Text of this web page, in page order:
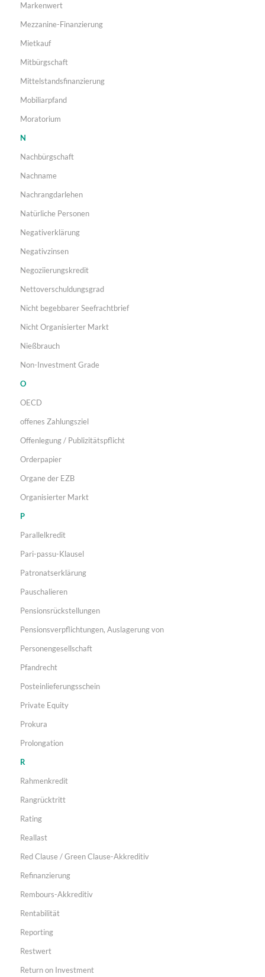
Markenwert
Mezzanine-Finanzierung
Mietkauf
Mitbürgschaft
Mittelstandsfinanzierung
Mobiliarpfand
Moratorium
N
Nachbürgschaft
Nachname
Nachrangdarlehen
Natürliche Personen
Negativerklärung
Negativzinsen
Negoziierungskredit
Nettoverschuldungsgrad
Nicht begebbarer Seefrachtbrief
Nicht Organisierter Markt
Nießbrauch
Non-Investment Grade
O
OECD
offenes Zahlungsziel
Offenlegung / Publizitätspflicht
Orderpapier
Organe der EZB
Organisierter Markt
P
Parallelkredit
Pari-passu-Klausel
Patronatserklärung
Pauschalieren
Pensionsrückstellungen
Pensionsverpflichtungen, Auslagerung von
Personengesellschaft
Pfandrecht
Posteinlieferungsschein
Private Equity
Prokura
Prolongation
R
Rahmenkredit
Rangrücktritt
Rating
Reallast
Red Clause / Green Clause-Akkreditiv
Refinanzierung
Rembours-Akkreditiv
Rentabilität
Reporting
Restwert
Return on Investment